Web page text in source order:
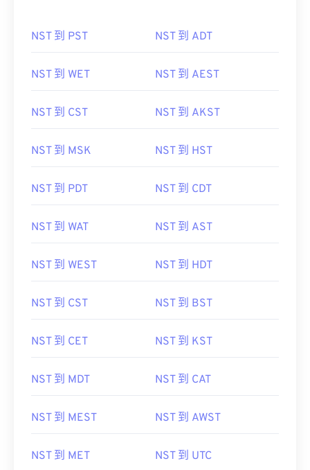
NST 到 PST NST 到 ADT
NST 到 WET NST 到 AEST
NST 到 CST NST 到 AKST
NST 到 MSK NST 到 HST
NST 到 PDT NST 到 CDT
NST 到 WAT NST 到 AST
NST 到 WEST NST 到 HDT
NST 到 CST NST 到 BST
NST 到 CET NST 到 KST
NST 到 MDT NST 到 CAT
NST 到 MEST NST 到 AWST
NST 到 MET NST 到 UTC